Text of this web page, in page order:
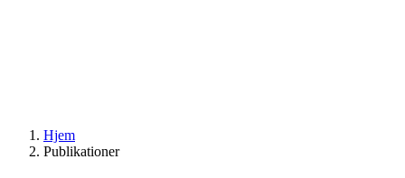
Hjem
Publikationer